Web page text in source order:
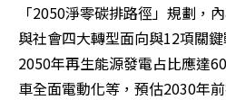
「2050淨零碳排路徑」規劃，
與社會四大轉型面向與12項關
2050年再生能源發電占比應達
車全面電動化等，預估2030年